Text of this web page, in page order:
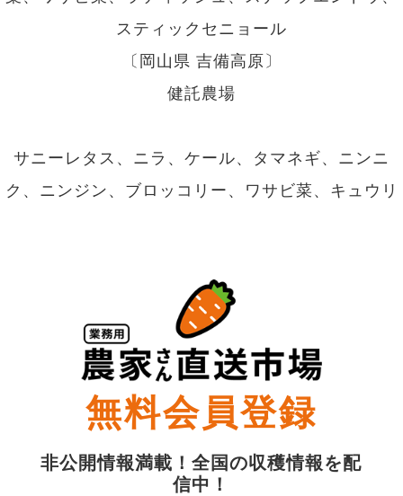
スティックセニョール
〔岡山県 吉備高原〕
健託農場
サニーレタス、ニラ、ケール、タマネギ、ニンニ
ク、ニンジン、ブロッコリー、ワサビ菜、キュウリ
無料会員登録
非公開情報満載！全国の収穫情報を配
信中！